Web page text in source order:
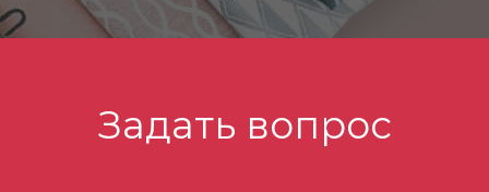
Задать вопрос